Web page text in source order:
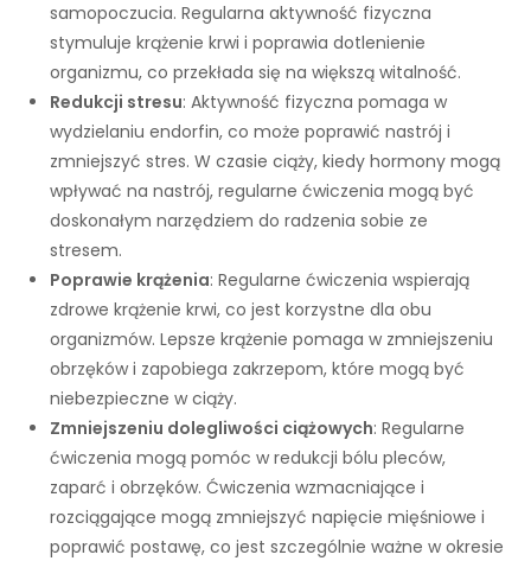
samopoczucia. Regularna aktywność fizyczna
stymuluje krążenie krwi i poprawia dotlenienie
organizmu, co przekłada się na większą witalność.
Redukcji stresu: Aktywność fizyczna pomaga w
wydzielaniu endorfin, co może poprawić nastrój i
zmniejszyć stres. W czasie ciąży, kiedy hormony mogą
wpływać na nastrój, regularne ćwiczenia mogą być
doskonałym narzędziem do radzenia sobie ze
stresem.
Poprawie krążenia: Regularne ćwiczenia wspierają
zdrowe krążenie krwi, co jest korzystne dla obu
organizmów. Lepsze krążenie pomaga w zmniejszeniu
obrzęków i zapobiega zakrzepom, które mogą być
niebezpieczne w ciąży.
Zmniejszeniu dolegliwości ciążowych: Regularne
ćwiczenia mogą pomóc w redukcji bólu pleców,
zaparć i obrzęków. Ćwiczenia wzmacniające i
rozciągające mogą zmniejszyć napięcie mięśniowe i
poprawić postawę, co jest szczególnie ważne w okresie